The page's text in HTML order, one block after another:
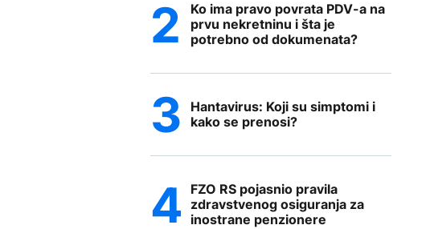
Ko ima pravo povrata PDV-a na
prvu nekretninu i šta je
potrebno od dokumenata?
Hantavirus: Koji su simptomi i
kako se prenosi?
FZO RS pojasnio pravila
zdravstvenog osiguranja za
inostrane penzionere